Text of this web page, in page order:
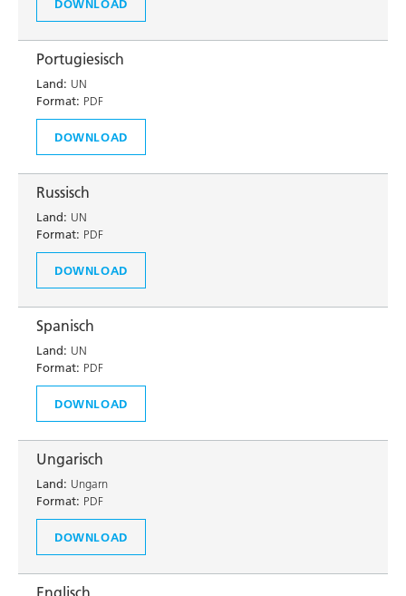
DOWNLOAD
Portugiesisch
Land: UN
Format: PDF
DOWNLOAD
Russisch
Land: UN
Format: PDF
DOWNLOAD
Spanisch
Land: UN
Format: PDF
DOWNLOAD
Ungarisch
Land: Ungarn
Format: PDF
DOWNLOAD
Englisch